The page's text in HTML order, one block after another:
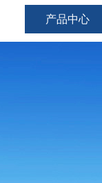
产品中心